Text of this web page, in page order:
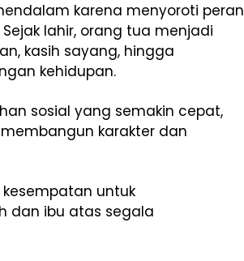
karena menyoroti peran
lahir, orang tua menjadi
kasih sayang, hingga
kehidupan.
sosial yang semakin cepat,
karakter dan
untuk
dan ibu atas segala